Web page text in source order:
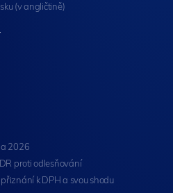
(v angličtině)
2026
proti odlesňování
k DPH a svou shodu